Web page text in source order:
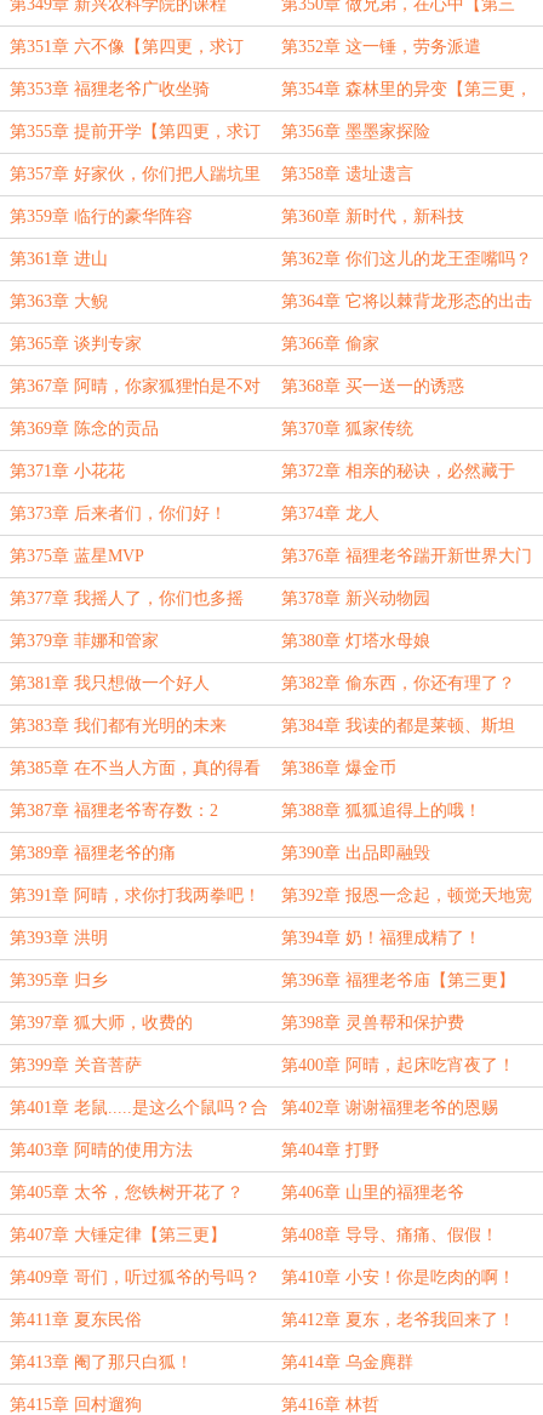
第349章 新兴农科学院的课程 第350章 做兄弟，在心中【第三
更，求订阅】
第351章 六不像【第四更，求订
阅】
第352章 这一锤，劳务派遣
第353章 福狸老爷广收坐骑 第354章 森林里的异变【第三更，
求订阅】
第355章 提前开学【第四更，求订
阅】
第356章 墨墨家探险
第357章 好家伙，你们把人踹坑里
了啊！
第358章 遗址遗言
第359章 临行的豪华阵容 第360章 新时代，新科技
第361章 进山 第362章 你们这儿的龙王歪嘴吗？
第363章 大鲵 第364章 它将以棘背龙形态的出击
第365章 谈判专家 第366章 偷家
第367章 阿晴，你家狐狸怕是不对
劲
第368章 买一送一的诱惑
第369章 陈念的贡品 第370章 狐家传统
第371章 小花花 第372章 相亲的秘诀，必然藏于
此！
第373章 后来者们，你们好！ 第374章 龙人
第375章 蓝星MVP 第376章 福狸老爷踹开新世界大门
第377章 我摇人了，你们也多摇
点，别输了不服气！
第378章 新兴动物园
第379章 菲娜和管家 第380章 灯塔水母娘
第381章 我只想做一个好人 第382章 偷东西，你还有理了？
第383章 我们都有光明的未来 第384章 我读的都是莱顿、斯坦
福，结果差点变泡芙
第385章 在不当人方面，真的得看
你啊
第386章 爆金币
第387章 福狸老爷寄存数：2 第388章 狐狐追得上的哦！
第389章 福狸老爷的痛 第390章 出品即融毁
第391章 阿晴，求你打我两拳吧！
【第三更】
第392章 报恩一念起，顿觉天地宽
第393章 洪明 第394章 奶！福狸成精了！
第395章 归乡 第396章 福狸老爷庙【第三更】
第397章 狐大师，收费的 第398章 灵兽帮和保护费
第399章 关音菩萨 第400章 阿晴，起床吃宵夜了！
第401章 老鼠.....是这么个鼠吗？合
理吗？
第402章 谢谢福狸老爷的恩赐
第403章 阿晴的使用方法 第404章 打野
第405章 太爷，您铁树开花了？ 第406章 山里的福狸老爷
第407章 大锤定律【第三更】 第408章 导导、痛痛、假假！
第409章 哥们，听过狐爷的号吗？ 第410章 小安！你是吃肉的啊！
第411章 夏东民俗 第412章 夏东，老爷我回来了！
【第三更】
第413章 阉了那只白狐！ 第414章 乌金麂群
第415章 回村遛狗 第416章 林哲